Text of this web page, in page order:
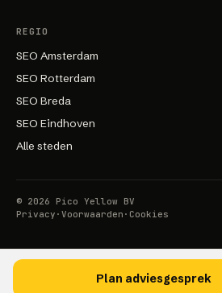
REGIO
SEO Amsterdam
SEO Rotterdam
SEO Breda
SEO Eindhoven
Alle steden
© 2026
Pico Yellow BV
Privacy · Voorwaarden · Cookies
Plan adviesgesprek